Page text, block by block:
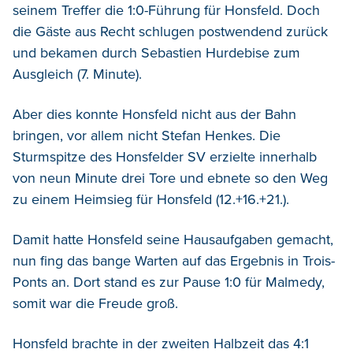
seinem Treffer die 1:0-Führung für Honsfeld. Doch
die Gäste aus Recht schlugen postwendend zurück
und bekamen durch Sebastien Hurdebise zum
Ausgleich (7. Minute).
Aber dies konnte Honsfeld nicht aus der Bahn
bringen, vor allem nicht Stefan Henkes. Die
Sturmspitze des Honsfelder SV erzielte innerhalb
von neun Minute drei Tore und ebnete so den Weg
zu einem Heimsieg für Honsfeld (12.+16.+21.).
Damit hatte Honsfeld seine Hausaufgaben gemacht,
nun fing das bange Warten auf das Ergebnis in Trois-
Ponts an. Dort stand es zur Pause 1:0 für Malmedy,
somit war die Freude groß.
Honsfeld brachte in der zweiten Halbzeit das 4:1